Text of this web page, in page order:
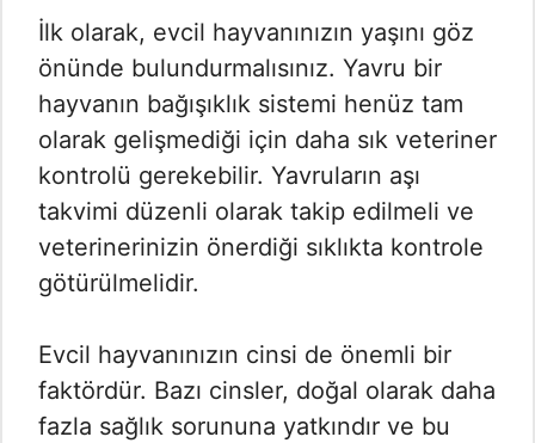
İlk olarak, evcil hayvanınızın yaşını göz
önünde bulundurmalısınız. Yavru bir
hayvanın bağışıklık sistemi henüz tam
olarak gelişmediği için daha sık veteriner
kontrolü gerekebilir. Yavruların aşı
takvimi düzenli olarak takip edilmeli ve
veterinerinizin önerdiği sıklıkta kontrole
götürülmelidir.
Evcil hayvanınızın cinsi de önemli bir
faktördür. Bazı cinsler, doğal olarak daha
fazla sağlık sorununa yatkındır ve bu